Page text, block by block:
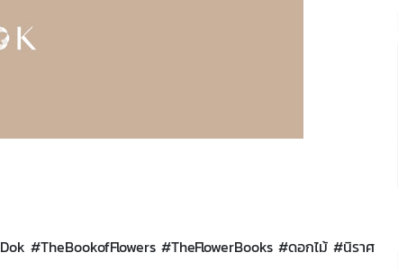
#TheBookofFlowers #TheFlowerBooks #ดอกไม้ #นิราศ